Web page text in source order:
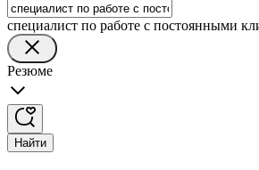
специалист по работе с постоянными
Резюме
Найти